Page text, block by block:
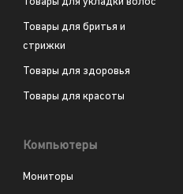
Товары для бритья и
стрижки
Товары для здоровья
Товары для красоты
Компьютеры
Мониторы